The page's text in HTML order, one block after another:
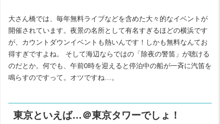
大さん橋では、毎年無料ライブなどを含めた大々的なイベントが
開催されています。夜景の名所として有名すぎるほどの横浜です
が、カウントダウンイベントも熱いんです！しかも無料なんてお
得すぎですよね。 そして海辺ならではの「除夜の警笛」が聴ける
のだとか。何でも、午前0時を迎えると停泊中の船が一斉に汽笛を
鳴らすのですって。オツですね…。
東京といえば…＠東京タワーでしょ！